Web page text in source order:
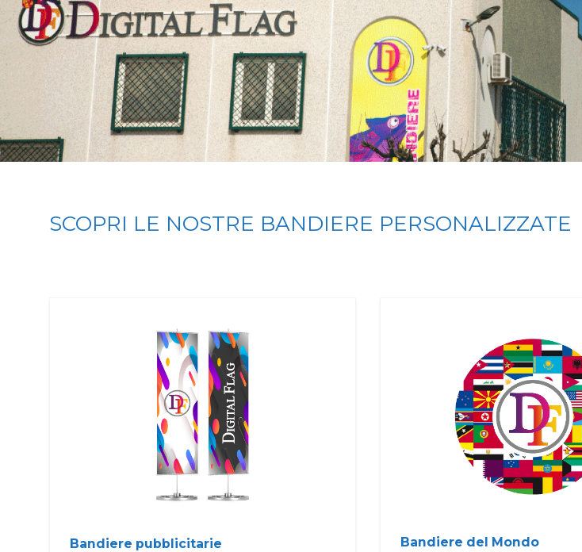
SCOPRI LE NOSTRE BANDIERE PERSONALIZZATE
Bandiere pubblicitarie Bandiere del Mondo